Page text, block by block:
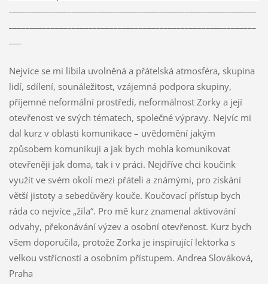
Nejvíce se mi líbila uvolněná a přátelská atmosféra, skupina
lidí, sdílení, sounáležitost, vzájemná podpora skupiny,
příjemné neformální prostředí, neformálnost Zorky a její
otevřenost ve svých tématech, společné výpravy. Nejvíc mi
dal kurz v oblasti komunikace – uvědomění jakým
způsobem komunikuji a jak bych mohla komunikovat
otevřeněji jak doma, tak i v práci. Nejdříve chci koučink
využít ve svém okolí mezi přáteli a známými, pro získání
větší jistoty a sebedůvěry kouče. Koučovací přístup bych
ráda co nejvíce „žila“. Pro mě kurz znamenal aktivování
odvahy, překonávání výzev a osobní otevřenost. Kurz bych
všem doporučila, protože Zorka je inspirující lektorka s
velkou vstřícností a osobním přístupem. Andrea Slováková,
Praha